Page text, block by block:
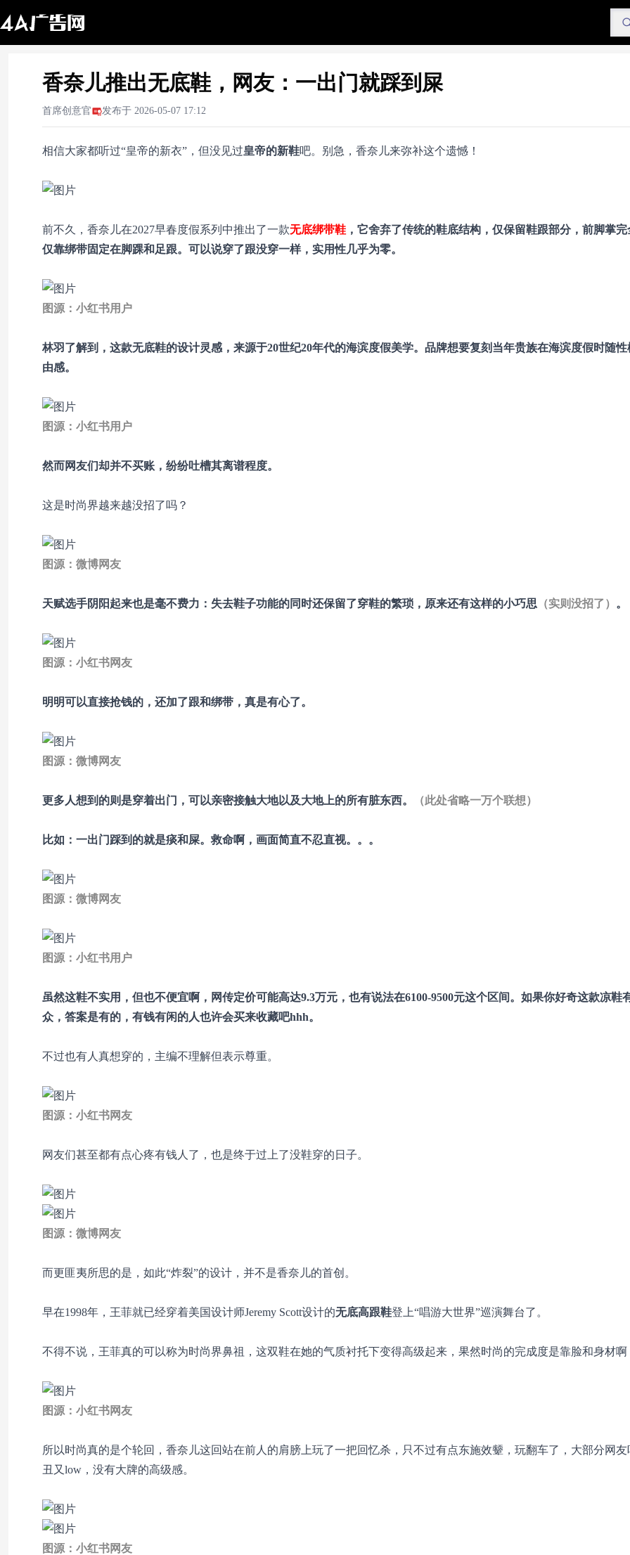
香奈儿推出无底鞋，网友：一出门就踩到屎
首席创意官 发布于 2026-05-07 17:12
相信大家都听过“皇帝的新衣”，但没见过皇帝的新鞋吧。别急，香奈儿来弥补这个遗憾！
前不久，香奈儿在2027早春度假系列中推出了一款无底绑带鞋 ，它舍弃了传统的鞋底结构，仅保留鞋跟部分，前脚掌
仅靠绑带固定在脚踝和足跟。可以说穿了跟没穿一样，实用性几乎为零。
图源：小红书用户
林羽了解到，这款无底鞋的设计灵感，来源于20世纪20年代的海滨度假美学。品牌想要复刻当年贵族在海滨度假时随性
由感。
图源：小红书用户
然而网友们却并不买账，纷纷吐槽其离谱程度。
这是时尚界越来越没招了吗？
图源：微博网友
天赋选手阴阳起来也是毫不费力：失去鞋子功能的同时还保留了穿鞋的繁琐，原来还有这样的小巧思 （实则没招了） 。
图源：小红书网友
明明可以直接抢钱的，还加了跟和绑带，真是有心了。
图源：微博网友
更多人想到的则是穿着出门，可以亲密接触大地以及大地上的所有脏东西。 （此处省略一万个联想）
比如：一出门踩到的就是痰和屎。救命啊，画面简直不忍直视。。。
图源：微博网友
图源：小红书用户
虽然这鞋不实用，但也不便宜啊，网传定价可能高达9.3万元，也有说法在6100-9500元这个区间。如果你好奇这款凉鞋
众，答案是有的，有钱有闲的人也许会买来收藏吧hhh。
不过也有人真想穿的，主编不理解但表示尊重。
图源：小红书网友
网友们甚至都有点心疼有钱人了，也是终于过上了没鞋穿的日子。
图源：微博网友
而更匪夷所思的是，如此“炸裂”的设计，并不是香奈儿的首创。
早在1998年，王菲就已经穿着美国设计师Jeremy Scott设计的无底高跟鞋登上“唱游大世界”巡演舞台了。
不得不说，王菲真的可以称为时尚界鼻祖，这双鞋在她的气质衬托下变得高级起来，果然时尚的完成度是靠脸和身材啊
图源：小红书网友
所以时尚真的是个轮回，香奈儿这回站在前人的肩膀上玩了一把回忆杀，只不过有点东施效颦，玩翻车了，大部分网
丑又low，没有大牌的高级感。
图源：小红书网友